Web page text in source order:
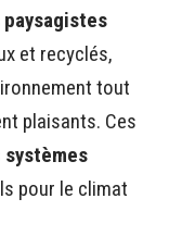
et recyclés,
tout
plaisants. Ces
systèmes
pour le climat